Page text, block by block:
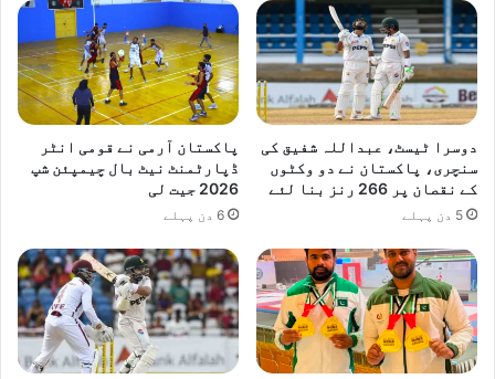
ن
ک
ا
ر
ن
ک
ت
ت
ا
ح
ک
ر
دوسرا ٹیسٹ، عبداللہ شفیق کی
سنچری، پاکستان نے دو وکٹوں
کے نقصان پر 266 رنز بنا لئے
5 دن پہلے
پاکستان آرمی نے قومی انٹر
ڈپارٹمنٹ نیٹ بال چیمپئن شپ
2026 جیت لی
6 دن پہلے